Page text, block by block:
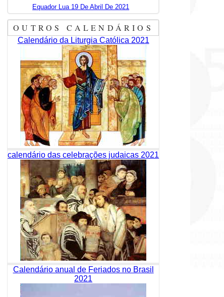
Equador Lua 19 De Abril De 2021
OUTROS CALENDÁRIOS
Calendário da Liturgia Católica 2021
calendário das celebrações judaicas 2021
Calendário anual de Feriados no Brasil
2021